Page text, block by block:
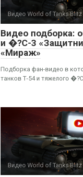
Видео World of Tanks Blitz
Видео подборка:
и �?С-3
«Мираж»
Подборка фан-видео в
танков Т-54 и тяжелого
Видео World of Tanks Blitz